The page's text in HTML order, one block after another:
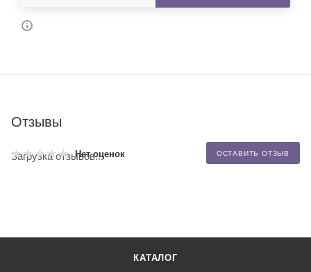
Отзывы
Нет оценок ОСТАВИТЬ ОТЗЫВ
Загрузка отзывов...
КАТАЛОГ